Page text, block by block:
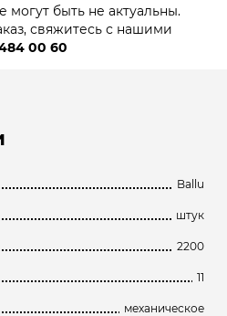
быть не актуальны.
свяжитесь с нашими
00 60
Ballu
штук
2200
11
механическое